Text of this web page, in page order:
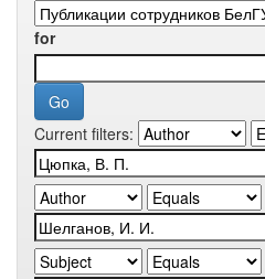
for
Current filters: